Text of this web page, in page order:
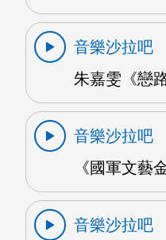
音樂沙拉吧
朱嘉雯《戀
音樂沙拉吧
《國軍文藝
音樂沙拉吧